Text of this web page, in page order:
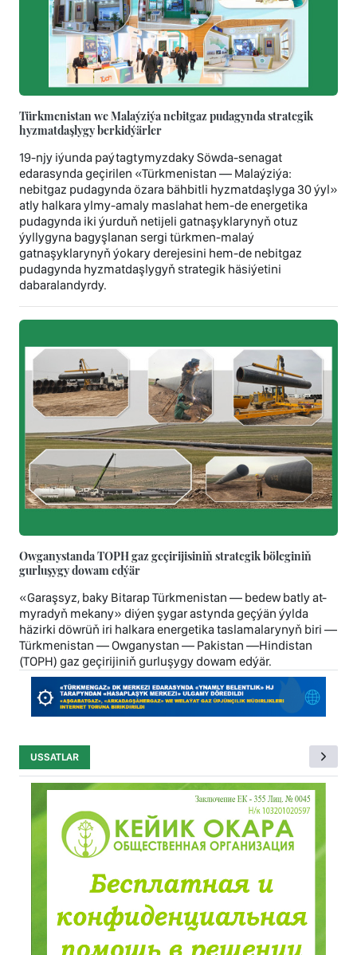
Türkmenistan we Malaýziýa nebitgaz pudagynda strategik
hyzmatdaşlygy berkidýärler
19-njy iýunda paýtagtymyzdaky Söwda-senagat
edarasynda geçirilen «Türkmenistan — Malaýziýa:
nebitgaz pudagynda özara bähbitli hyzmatdaşlyga 30 ýyl»
atly halkara ylmy-amaly maslahat hem-de energetika
pudagynda iki ýurduň netijeli gatnaşyklarynyň otuz
ýyllygyna bagyşlanan sergi türkmen-malaý
gatnaşyklarynyň ýokary derejesini hem-de nebitgaz
pudagynda hyzmatdaşlygyň strategik häsiýetini
dabaralandyrdy.
Owganystanda TOPH gaz geçirijisiniň strategik böleginiň
gurluşygy dowam edýär
«Garaşsyz, baky Bitarap Türkmenistan — bedew batly at-
myradyň mekany» diýen şygar astynda geçýän ýylda
häzirki döwrüň iri halkara energetika taslamalarynyň biri —
Türkmenistan — Owganystan — Pakistan —Hindistan
(TOPH) gaz geçirijiniň gurluşygy dowam edýär.
USSATLAR